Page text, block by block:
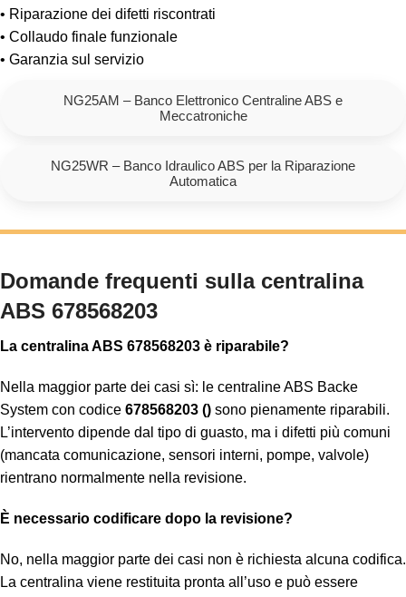
• Riparazione dei difetti riscontrati
• Collaudo finale funzionale
• Garanzia sul servizio
NG25AM – Banco Elettronico Centraline ABS e
Meccatroniche
NG25WR – Banco Idraulico ABS per la Riparazione
Automatica
Domande frequenti sulla centralina
ABS 678568203
La centralina ABS 678568203 è riparabile?
Nella maggior parte dei casi sì: le centraline ABS Backe
System con codice 678568203 () sono pienamente riparabili.
L’intervento dipende dal tipo di guasto, ma i difetti più comuni
(mancata comunicazione, sensori interni, pompe, valvole)
rientrano normalmente nella revisione.
È necessario codificare dopo la revisione?
No, nella maggior parte dei casi non è richiesta alcuna codifica.
La centralina viene restituita pronta all’uso e può essere